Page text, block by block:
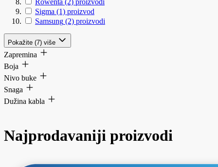
Rowenta (2) proizvodi
Sigma (1) proizvod
Samsung (2) proizvodi
Pokažite (7) više
Zapremina
Boja
Nivo buke
Snaga
Dužina kabla
Najprodavaniji proizvodi